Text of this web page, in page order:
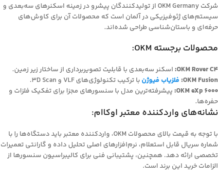
شرکت OKM Germany از تولیدکنندگان پیشرو در زمینه اسکنرهای سه‌بعدی و
سیستم‌های ژئوفیزیکی در آلمان است که محصولات آن برای کاوش‌های
حرفه‌ای و باستان‌شناسی طراحی شده‌اند.
محصولات برجسته OKM:
OKM Rover C4: اسکنر سه‌بعدی با قابلیت تصویربرداری از ساختار زیر زمین.
OKM Fusion: فلزیاب فیوژنبا ترکیب تکنولوژی‌های VLF و 3D Scan.
OKM eXp 6000: پیشرفته‌ترین مدل با سنسورهای مجزا برای تفکیک فلزات و
حفره‌ها.
نشانه‌های واردکننده معتبر اوکاام:
با توجه به قیمت بالای محصولات OKM، واردکننده معتبر باید دستگاه‌ها را با
شماره سریال قابل استعلام، نرم‌افزارهای اصلی تحلیل داده و گارانتی تعمیرات
تخصصی ارائه دهد. همچنین، پشتیبانی فنی برای کالیبراسیون سنسورها از
الزامات خرید این برند است.